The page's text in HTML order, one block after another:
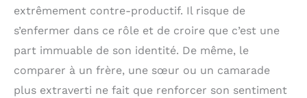
extrêmement contre-productif. Il risque de
s’enfermer dans ce rôle et de croire que c’est une
part immuable de son identité. De même, le
comparer à un frère, une sœur ou un camarade
plus extraverti ne fait que renforcer son sentiment